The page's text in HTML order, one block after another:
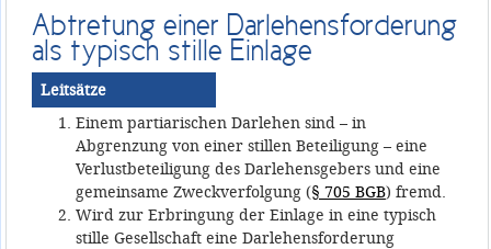
Abtretung einer Darlehensforderung
als typisch stille Einlage
Leitsätze
Einem partiarischen Darlehen sind – in
Abgrenzung von einer stillen Beteiligung – eine
Verlustbeteiligung des Darlehensgebers und eine
gemeinsame Zweckverfolgung (§ 705 BGB) fremd.
Wird zur Erbringung der Einlage in eine typisch
stille Gesellschaft eine Darlehensforderung